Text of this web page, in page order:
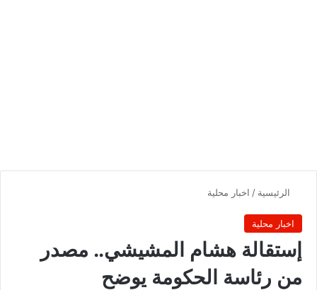
الرئيسية / اخبار محلية
اخبار محلية
إستقالة هشام المشيشي.. مصدر
من رئاسة الحكومة يوضح